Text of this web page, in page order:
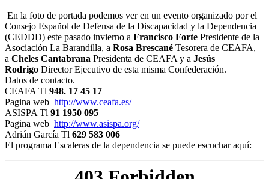
En la foto de portada podemos ver en un evento organizado por el
Consejo Español de Defensa de la Discapacidad y la Dependencia
(CEDDD) este pasado invierno a Francisco Forte Presidente de la
Asociación La Barandilla, a Rosa Brescané Tesorera de CEAFA,
a Cheles Cantabrana Presidenta de CEAFA y a Jesús
Rodrigo Director Ejecutivo de esta misma Confederación.
Datos de contacto.
CEAFA Tl 948. 17 45 17
Pagina web http://www.ceafa.es/
ASISPA Tl 91 1950 095
Pagina web http://www.asispa.org/
Adrián García Tl 629 583 006
El programa Escaleras de la dependencia se puede escuchar aquí: